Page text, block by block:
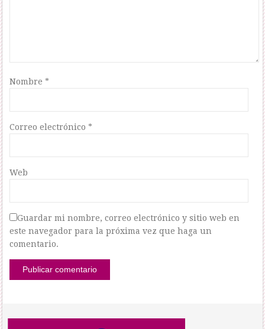
Nombre*
Correo electrónico*
Web
Guardar mi nombre, correo electrónico y sitio web en
este navegador para la próxima vez que haga un
comentario.